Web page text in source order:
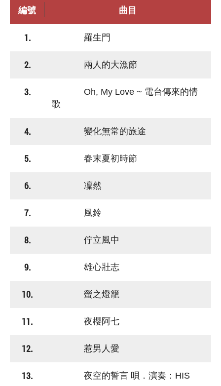
編號 曲目
1. 羅生門
2. 兩人的大漁節
3.
Oh, My Love ~ 電台傳來的情
歌
4. 變化無常的旅途
5. 春末夏初時節
6. 凜然
7. 風鈴
8. 佇立風中
9. 雄心壯志
10. 螢之燈籠
11. 夜櫻阿七
12. 惹男人愛
13. 夜空的誓言 唄．演奏：HIS